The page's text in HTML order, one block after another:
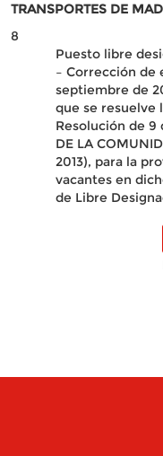
TRANSPORTES DE
8
Puesto libre
– Corrección de
septiembre de
que se resuelve
Resolución de 9
DE LA
2013), para la
vacantes en
de Libre